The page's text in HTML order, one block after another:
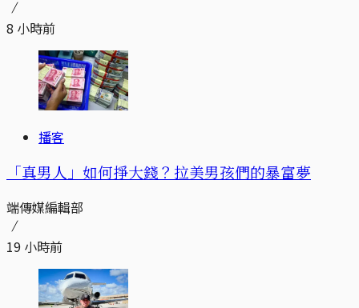
8 小時前
播客
「真男人」如何掙大錢？拉美男孩們的暴富夢
端傳媒編輯部
19 小時前